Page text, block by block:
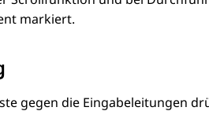
markiert.
gegen die Eingabeleitungen